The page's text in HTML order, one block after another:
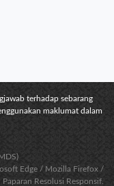
terhadap sebarang
maklumat dalam
Edge / Mozilla Firefox /
Resolusi Responsif.